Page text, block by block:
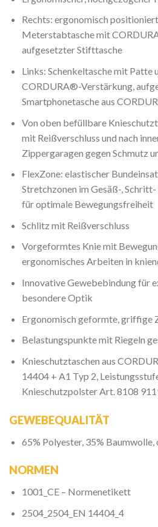
Rechts: ergonomisch
Meterstabtasche mit
aufgesetzter Stifttasche
Links: Schenkeltasche mit Patte
CORDURA®-Verstärkung,
Smartphonetasche aus
Von oben befüllbare
mit Reißverschluss und nach
Zippergaragen gegen Schmutz
FlexZone: elastischer
Stretchzonen im Gesäß-,
für optimale Bewegungsfreiheit
Schlitz mit Reißverschluss
Vorgeformtes Knie mit
ergonomisches Arbeiten in
Innovative Gewebebindung für
besondere Optik
Ergonomisch geformte, griffige
Belastungspunkte mit Riegeln
Knieschutztaschen aus
14404 + A1 Typ 2,
Knieschutzpolster Art. 8108
GEWEBEQUALITÄT
65% Polyester, 35% Baumwolle,
NORMEN
1001_CE – Normenetikett
2504_2504_EN 14404_4